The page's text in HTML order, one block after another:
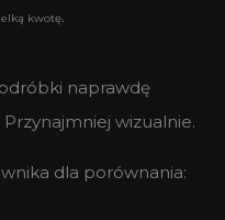
kwotę.
naprawdę
wizualnie.
dla porównania: